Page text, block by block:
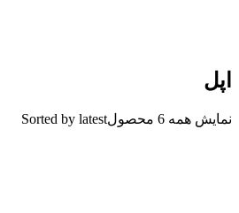
اپل
نمایش همه 6 محصول Sorted by latest